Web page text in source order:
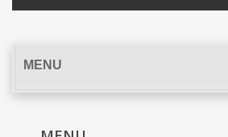
MENU